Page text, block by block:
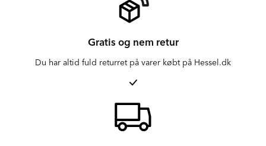
Gratis og nem retur
Du har altid fuld returret på varer købt på Hessel.dk